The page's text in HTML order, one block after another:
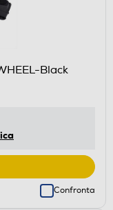
Black
Confronta